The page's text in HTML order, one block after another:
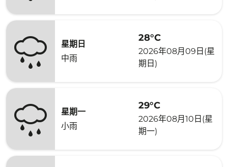
星期日
中雨
28°C
2026年08月09日(星
期日)
星期一
小雨
29°C
2026年08月10日(星
期一)